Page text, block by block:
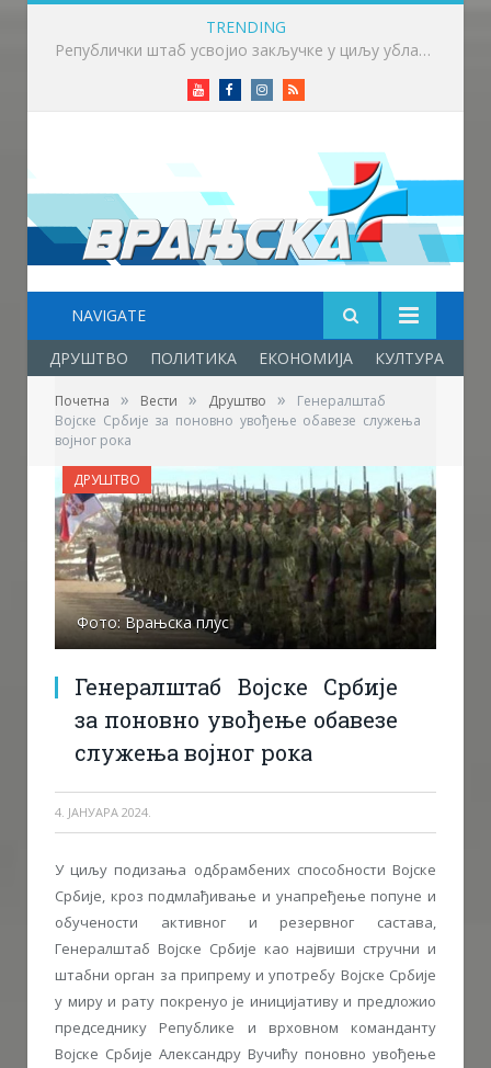
TRENDING
Викенд у знаку бициклизма у Врању
YoutubeFacebookInstagram
RSS
NAVIGATE
ДРУШТВО ПОЛИТИКА ЕКОНОМИЈА КУЛТУРА
Почетна » Вести » Друштво »
Генералштаб
Војске Србије за поновно увођење обавезе служења
војног рока
Фото: Врањска плус
Генералштаб Војске Србије
за поновно увођење обавезе
служења војног рока
4. ЈАНУАРА 2024.
ДРУШТВО
У циљу подизања одбрамбених способности Војске
Србије, кроз подмлађивање и унапређење попуне и
обучености активног и резервног састава,
Генералштаб Војске Србије као највиши стручни и
штабни орган за припрему и употребу Војске Србије
у миру и рату покренуо је иницијативу и предложио
председнику Републике и врховном команданту
Војске Србије Александру Вучићу поновно увођење